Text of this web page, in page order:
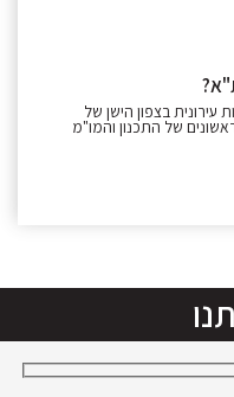
בצפון הישן של
של התכנון והמו"מ